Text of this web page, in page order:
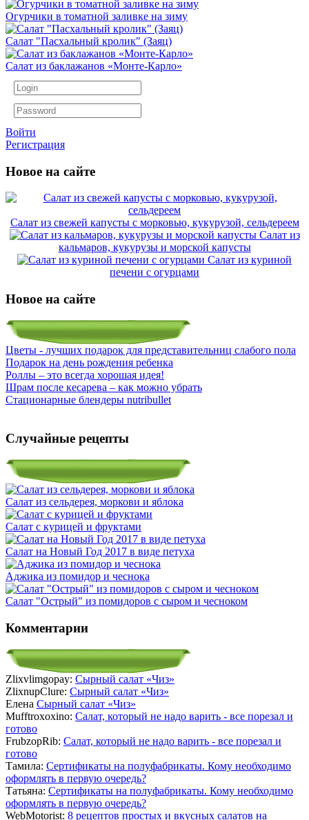
Огурчики в томатной заливке на зиму
Салат "Пасхальный кролик" (Заяц)
Салат из баклажанов «Монте-Карло»
Войти
Регистрация
Новое на сайте
Салат из свежей капусты с морковью, кукурузой, сельдереем
Салат из
кальмаров, кукурузы и морской капусты
Салат из куриной
печени с огурцами
Новое на сайте
Цветы - лучших подарок для представительниц слабого пола
Подарок на день рождения ребенка
Роллы – это всегда хорошая идея!
Шрам после кесарева – как можно убрать
Стационарные блендеры nutribullet
Случайные рецепты
Салат из сельдерея, моркови и яблока
Салат с курицей и фруктами
Салат на Новый Год 2017 в виде петуха
Аджика из помидор и чеснока
Салат "Острый" из помидоров с сыром и чесноком
Комментарии
Zlixvlimgopay: Сырный салат «Чиз»
ZlixnupClure: Сырный салат «Чиз»
Елена Сырный салат «Чиз»
Mufftroxoxino: Салат, который не надо варить - все порезал и
готово
FrubzopRib: Салат, который не надо варить - все порезал и
готово
Тамила: Сертификаты на полуфабрикаты. Кому необходимо
оформлять в первую очередь?
Татьяна: Сертификаты на полуфабрикаты. Кому необходимо
оформлять в первую очередь?
WebMotorist: 8 рецептов простых и вкусных салатов на